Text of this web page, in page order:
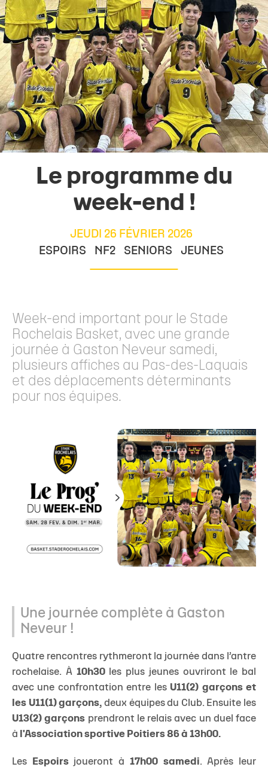
Le programme du
week-end !
JEUDI 26 FÉVRIER 2026
ESPOIRS
NF2 SENIORS JEUNES
Week-end important pour le Stade
Rochelais Basket, avec une grande
journée à Gaston Neveur samedi,
plusieurs affiches au Pas-des-Laquais
et des déplacements déterminants
pour nos équipes.
Une journée complète à Gaston
Neveur !
Quatre rencontres rythmeront la journée dans l’antre
rochelaise. À 10h30
les plus jeunes ouvriront le bal
avec une confrontation entre les U11(2) garçons et
les U11(1) garçons, deux équipes du Club. Ensuite les
U13(2) garçons prendront le relais avec un duel face
à l'Association sportive Poitiers 86 à 13h00.
Les Espoirs joueront à 17h00 samedi. Après leur